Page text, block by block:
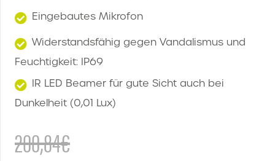
Eingebautes Mikrofon
Widerstandsfähig gegen Vandalismus und
Feuchtigkeit: IP69
IR LED Beamer für gute Sicht auch bei
Dunkelheit (0,01 Lux)
200,84€